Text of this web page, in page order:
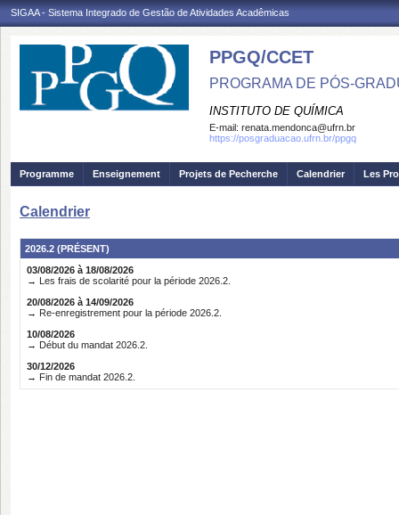
SIGAA - Sistema Integrado de Gestão de Atividades Acadêmicas
PPGQ/CCET
PROGRAMA DE PÓS-
INSTITUTO DE QUÍMICA
E-mail: renata.mendonca@ufrn.br
https://posgraduacao.ufrn.br/ppgq
Programme Enseignement Projets de Pecherche Calendrier Les
Calendrier
2026.2 (PRÉSENT)
03/08/2026 à 18/08/2026
→ Les frais de scolarité pour la période 2026.2.
20/08/2026 à 14/09/2026
→ Re-enregistrement pour la période 2026.2.
10/08/2026
→ Début du mandat 2026.2.
30/12/2026
→ Fin de mandat 2026.2.